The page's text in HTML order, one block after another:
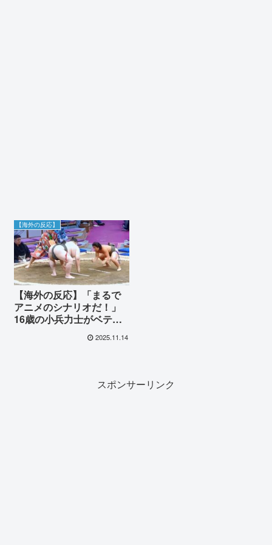
【海外の反応】
【海外の反応】「まるで
アニメのシナリオだ！」
16歳の小兵力士がベテラ
ン巨漢を破った奇跡の一
番に世界が熱狂！ 2025.11.14
スポンサーリンク